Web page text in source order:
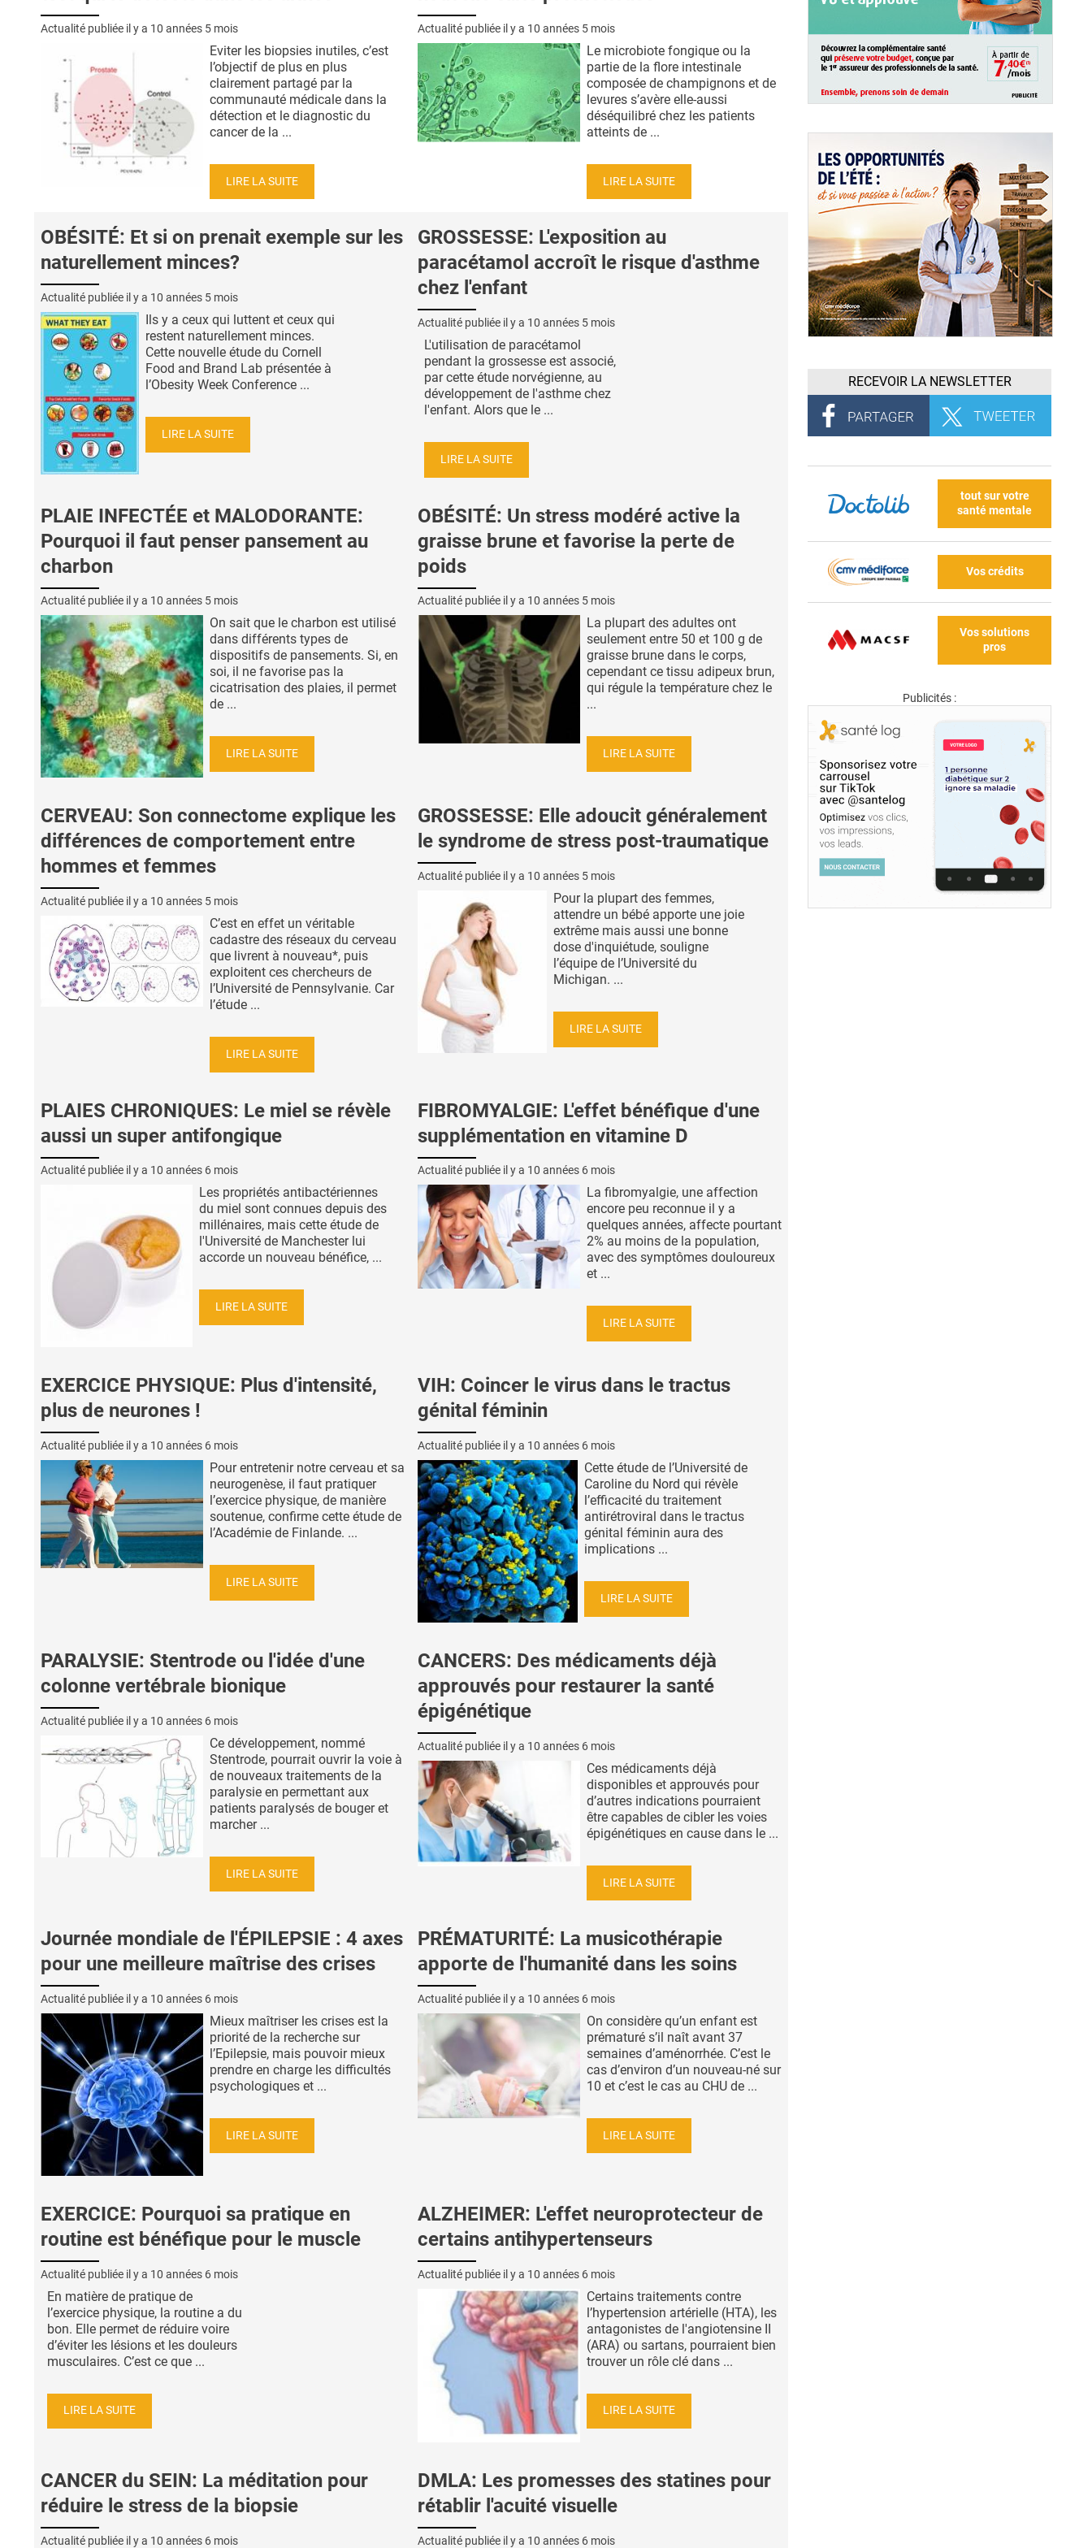
Actualité publiée il y a 10 années 5 mois
Eviter les biopsies inutiles, c’est
l’objectif de plus en plus
clairement partagé par la
communauté médicale dans la
détection et le diagnostic du
cancer de la ...
LIRE LA SUITE
Actualité publiée il y a 10 années 5 mois
Le microbiote fongique ou la
partie de la flore intestinale
composée de champignons et de
levures s’avère elle-aussi
déséquilibré chez les patients
atteints de ...
LIRE LA SUITE
OBÉSITÉ: Et si on prenait exemple sur les
naturellement minces?
Actualité publiée il y a 10 années 5 mois
Ils y a ceux qui luttent et ceux qui
restent naturellement minces.
Cette nouvelle étude du Cornell
Food and Brand Lab présentée à
l’Obesity Week Conference ...
LIRE LA SUITE
GROSSESSE: L'exposition au
paracétamol accroît le risque d'asthme
chez l'enfant
Actualité publiée il y a 10 années 5 mois
L'utilisation de paracétamol
pendant la grossesse est associé,
par cette étude norvégienne, au
développement de l'asthme chez
l'enfant. Alors que le ...
LIRE LA SUITE
PLAIE INFECTÉE et MALODORANTE:
Pourquoi il faut penser pansement au
charbon
Actualité publiée il y a 10 années 5 mois
On sait que le charbon est utilisé
dans différents types de
dispositifs de pansements. Si, en
soi, il ne favorise pas la
cicatrisation des plaies, il permet
de ...
LIRE LA SUITE
OBÉSITÉ: Un stress modéré active la
graisse brune et favorise la perte de
poids
Actualité publiée il y a 10 années 5 mois
La plupart des adultes ont
seulement entre 50 et 100 g de
graisse brune dans le corps,
cependant ce tissu adipeux brun,
qui régule la température chez le
...
LIRE LA SUITE
CERVEAU: Son connectome explique les
différences de comportement entre
hommes et femmes
Actualité publiée il y a 10 années 5 mois
C’est en effet un véritable
cadastre des réseaux du cerveau
que livrent à nouveau*, puis
exploitent ces chercheurs de
l’Université de Pennsylvanie. Car
l’étude ...
LIRE LA SUITE
GROSSESSE: Elle adoucit généralement
le syndrome de stress post-traumatique
Actualité publiée il y a 10 années 5 mois
Pour la plupart des femmes,
attendre un bébé apporte une joie
extrême mais aussi une bonne
dose d'inquiétude, souligne
l’équipe de l’Université du
Michigan. ...
LIRE LA SUITE
PLAIES CHRONIQUES: Le miel se révèle
aussi un super antifongique
Actualité publiée il y a 10 années 6 mois
Les propriétés antibactériennes
du miel sont connues depuis des
millénaires, mais cette étude de
l'Université de Manchester lui
accorde un nouveau bénéfice, ...
LIRE LA SUITE
FIBROMYALGIE: L'effet bénéfique d'une
supplémentation en vitamine D
Actualité publiée il y a 10 années 6 mois
La fibromyalgie, une affection
encore peu reconnue il y a
quelques années, affecte pourtant
2% au moins de la population,
avec des symptômes douloureux
et ...
LIRE LA SUITE
EXERCICE PHYSIQUE: Plus d'intensité,
plus de neurones !
Actualité publiée il y a 10 années 6 mois
Pour entretenir notre cerveau et sa
neurogenèse, il faut pratiquer
l’exercice physique, de manière
soutenue, confirme cette étude de
l’Académie de Finlande. ...
LIRE LA SUITE
VIH: Coincer le virus dans le tractus
génital féminin
Actualité publiée il y a 10 années 6 mois
Cette étude de l’Université de
Caroline du Nord qui révèle
l’efficacité du traitement
antirétroviral dans le tractus
génital féminin aura des
implications ...
LIRE LA SUITE
PARALYSIE: Stentrode ou l'idée d'une
colonne vertébrale bionique
Actualité publiée il y a 10 années 6 mois
Ce développement, nommé
Stentrode, pourrait ouvrir la voie à
de nouveaux traitements de la
paralysie en permettant aux
patients paralysés de bouger et
marcher ...
LIRE LA SUITE
CANCERS: Des médicaments déjà
approuvés pour restaurer la santé
épigénétique
Actualité publiée il y a 10 années 6 mois
Ces médicaments déjà
disponibles et approuvés pour
d’autres indications pourraient
être capables de cibler les voies
épigénétiques en cause dans le ...
LIRE LA SUITE
Journée mondiale de l'ÉPILEPSIE : 4 axes
pour une meilleure maîtrise des crises
Actualité publiée il y a 10 années 6 mois
Mieux maîtriser les crises est la
priorité de la recherche sur
l’Epilepsie, mais pouvoir mieux
prendre en charge les difficultés
psychologiques et ...
LIRE LA SUITE
PRÉMATURITÉ: La musicothérapie
apporte de l'humanité dans les soins
Actualité publiée il y a 10 années 6 mois
On considère qu’un enfant est
prématuré s’il naît avant 37
semaines d’aménorrhée. C’est le
cas d’environ d’un nouveau-né sur
10 et c’est le cas au CHU de ...
LIRE LA SUITE
EXERCICE: Pourquoi sa pratique en
routine est bénéfique pour le muscle
Actualité publiée il y a 10 années 6 mois
En matière de pratique de
l’exercice physique, la routine a du
bon. Elle permet de réduire voire
d’éviter les lésions et les douleurs
musculaires. C’est ce que ...
LIRE LA SUITE
ALZHEIMER: L'effet neuroprotecteur de
certains antihypertenseurs
Actualité publiée il y a 10 années 6 mois
Certains traitements contre
l’hypertension artérielle (HTA), les
antagonistes de l'angiotensine II
(ARA) ou sartans, pourraient bien
trouver un rôle clé dans ...
LIRE LA SUITE
CANCER du SEIN: La méditation pour
réduire le stress de la biopsie
Actualité publiée il y a 10 années 6 mois
DMLA: Les promesses des statines pour
rétablir l'acuité visuelle
Actualité publiée il y a 10 années 6 mois
RECEVOIR LA NEWSLETTER
tout sur votre
santé mentale
Vos crédits
Vos solutions
pros
Publicités :